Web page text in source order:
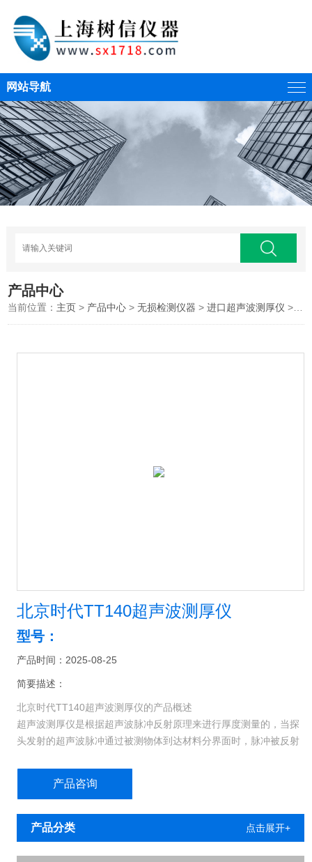
网站导航
产品中心
当前位置： 主页 > 产品中心 >无损检测仪器 >进口超声波测厚仪 >北京时代TT140超声波测厚仪
北京时代TT140超声波测厚仪
型号：
产品时间：2025-08-25
简要描述：
北京时代TT140超声波测厚仪的产品概述
超声波测厚仪是根据超声波脉冲反射原理来进行厚度测量的，当探
头发射的超声波脉冲通过被测物体到达材料分界面时，脉冲被反射
产品咨询
产品分类 点击展开+